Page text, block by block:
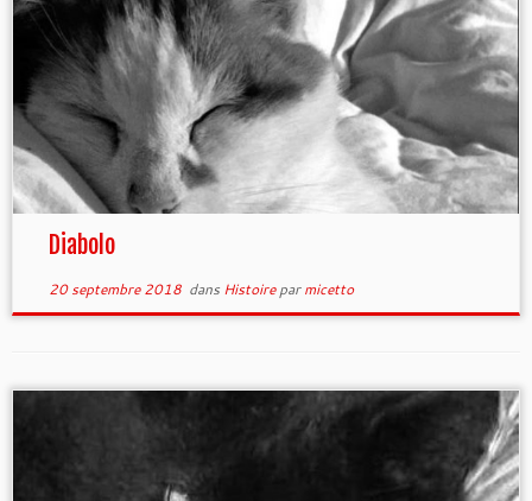
Diabolo
20 septembre 2018dans Histoireparmicetto